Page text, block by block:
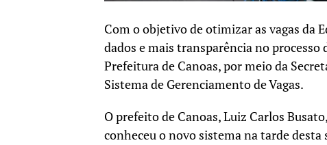
Com o objetivo de otimizar as vagas da
dados e mais transparência no processo
Prefeitura de Canoas, por meio da
Sistema de Gerenciamento de Vagas.
O prefeito de Canoas, Luiz Carlos
conheceu o novo sistema na tarde desta